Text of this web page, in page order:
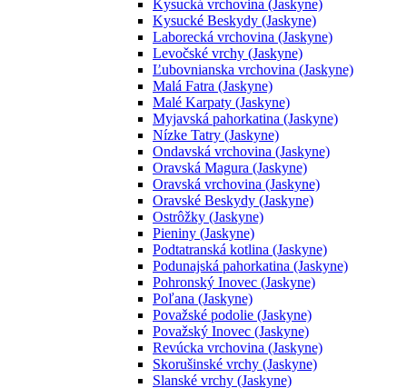
Kysucká vrchovina (Jaskyne)
Kysucké Beskydy (Jaskyne)
Laborecká vrchovina (Jaskyne)
Levočské vrchy (Jaskyne)
Ľubovnianska vrchovina (Jaskyne)
Malá Fatra (Jaskyne)
Malé Karpaty (Jaskyne)
Myjavská pahorkatina (Jaskyne)
Nízke Tatry (Jaskyne)
Ondavská vrchovina (Jaskyne)
Oravská Magura (Jaskyne)
Oravská vrchovina (Jaskyne)
Oravské Beskydy (Jaskyne)
Ostrôžky (Jaskyne)
Pieniny (Jaskyne)
Podtatranská kotlina (Jaskyne)
Podunajská pahorkatina (Jaskyne)
Pohronský Inovec (Jaskyne)
Poľana (Jaskyne)
Považské podolie (Jaskyne)
Považský Inovec (Jaskyne)
Revúcka vrchovina (Jaskyne)
Skorušinské vrchy (Jaskyne)
Slanské vrchy (Jaskyne)